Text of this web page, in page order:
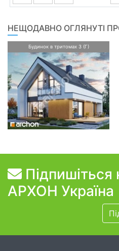
НЕЩОДАВНО ОГЛЯНУТІ
Будинок в тритомах 3 (Г)
Підпишіться
АРХОН Україна